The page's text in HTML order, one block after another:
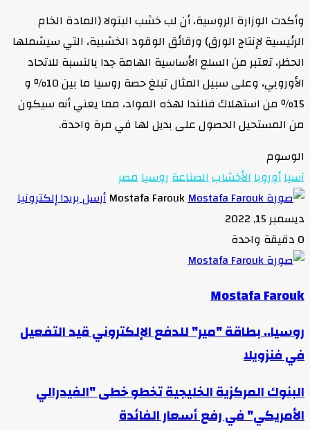
وأكدت الوزارة الروسية، أن لب خشب البتولا (المادة الخام
الرئيسية لإنتاج الورق) ورقائق الوقود الخشبية، التي سيشملها
الحظر، تعتبر من السلع الأساسية الهامة جدا بالنسبة للاتحاد
الأوروبي، وعلى سبيل المثال تبلغ حصة روسيا ما بين 10٪ و
15٪ من استهلاك فنلندا لهذه المواد، مما يعني أنه سيكون
من المستحيل الحصول على بديل لها في مرة واحدة.
الوسوم
آسياأوروباالأخشابالصناعة روسيامصر
Mostafa Farouk أرسل بريدا إلكترونيا
ديسمبر 15, 2022
0 دقيقة واحدة
Mostafa Farouk
روسيا.. بطاقة "مير" للدفع الإلكتروني قيد التفعيل
في فنزويلا
البنوك المركزية الخليجية تخطو خطى "الفيدرالي
الأمريكي" في رفع أسعار الفائدة